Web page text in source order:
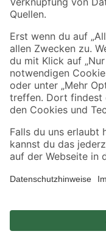
Sicher einkaufen
Jetzt die toom-App
Alle Preisangaben in EUR inkl.
Umständen nicht in allen Märkten
Produkte nur solange der Vorrat
*Paketversand ab 59 €
Nutzungsbedingungen